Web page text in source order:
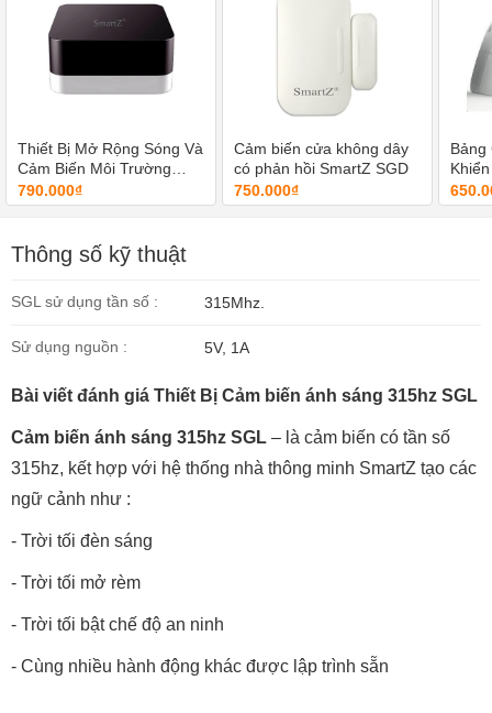
Thiết Bị Mở Rộng Sóng Và
Cảm Biến Môi Trường
SmartZ SRE
790.000₫
Cảm biến cửa không dây
có phản hồi SmartZ SGD
750.000₫
Bảng
Thông số kỹ thuật
SGL sử dụng tần số : 315Mhz.
Sử dụng nguồn : 5V, 1A
Bài viết đánh giá Thiết Bị Cảm biến ánh sáng 315hz SGL
Cảm biến ánh sáng 315hz SGL – là cảm biến có tần số
315hz, kết hợp với hệ thống nhà thông minh SmartZ tạo các
ngữ cảnh như :
- Trời tối đèn sáng
- Trời tối mở rèm
- Trời tối bật chế độ an ninh
- Cùng nhiều hành động khác được lập trình sẵn